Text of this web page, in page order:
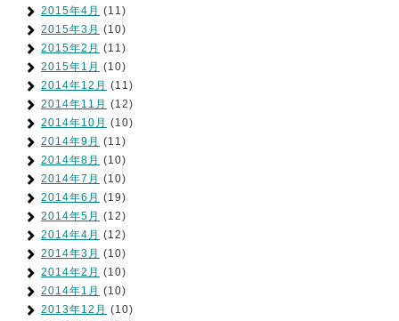
2015年4月 (11)
2015年3月 (10)
2015年2月 (11)
2015年1月 (10)
2014年12月 (11)
2014年11月 (12)
2014年10月 (10)
2014年9月 (11)
2014年8月 (10)
2014年7月 (10)
2014年6月 (19)
2014年5月 (12)
2014年4月 (12)
2014年3月 (10)
2014年2月 (10)
2014年1月 (10)
2013年12月 (10)